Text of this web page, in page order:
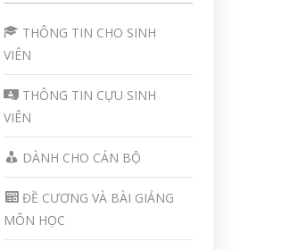
THÔNG TIN CHO SINH
VIÊN
THÔNG TIN CỰU SINH
VIÊN
DÀNH CHO CÁN BỘ
ĐỀ CƯƠNG VÀ BÀI GIẢNG
MÔN HỌC